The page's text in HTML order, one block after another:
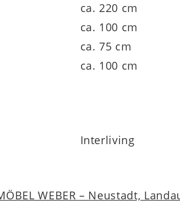
ca. 220 cm
ca. 100 cm
ca. 75 cm
ca. 100 cm
Interliving
WEBER – Neustadt,